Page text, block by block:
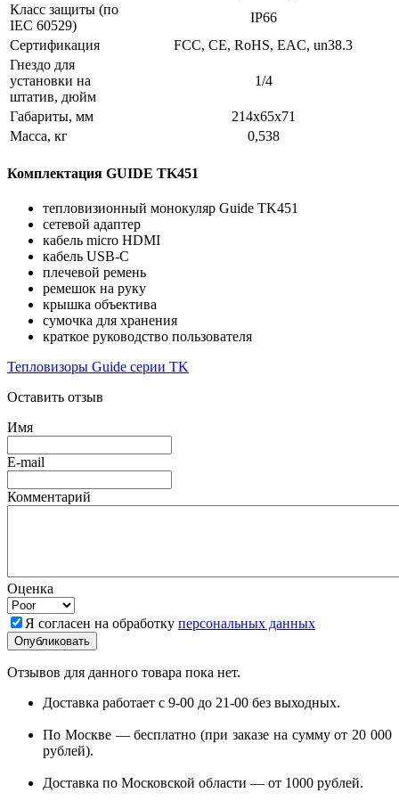
Класс защиты (по
IEC 60529)
IP66
Сертификация
FCC, CE, RoHS, EAC, un38.3
Гнездо для
установки на
штатив, дюйм
1/4
Габариты, мм
214x65x71
Масса, кг
0,538
Комплектация GUIDE TK451
тепловизионный монокуляр Guide TK451
сетевой адаптер
кабель micro HDMI
кабель USB-C
плечевой ремень
ремешок на руку
крышка объектива
сумочка для хранения
краткое руководство пользователя
Тепловизоры Guide серии TK
Оставить отзыв
Имя
E-mail
Комментарий
Оценка
Я согласен на обработку персональных данных
Отзывов для данного товара пока нет.
Доставка работает с 9-00 до 21-00 без выходных.
По Москве — бесплатно (при заказе на сумму от 20 000
рублей).
Доставка по Московской области — от 1000 рублей.